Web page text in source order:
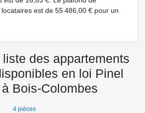
est de 55 486,00 € pour un
des appartements
en loi Pinel
Bois-Colombes
4 pièces